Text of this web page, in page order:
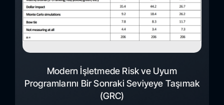
Modern İşletmede Risk ve Uyum
Programlarını Bir Sonraki Seviyeye Taşımak
(GRC)